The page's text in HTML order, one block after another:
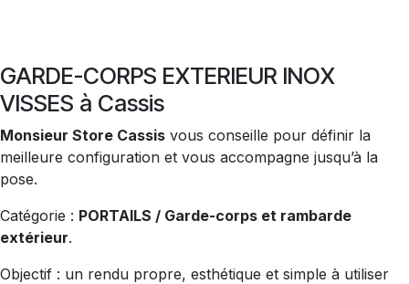
GARDE-CORPS EXTERIEUR INOX
VISSES à Cassis
Monsieur Store Cassis vous conseille pour définir la
meilleure configuration et vous accompagne jusqu’à la
pose.
Catégorie : PORTAILS / Garde-corps et rambarde
extérieur.
Objectif : un rendu propre, esthétique et simple à utiliser